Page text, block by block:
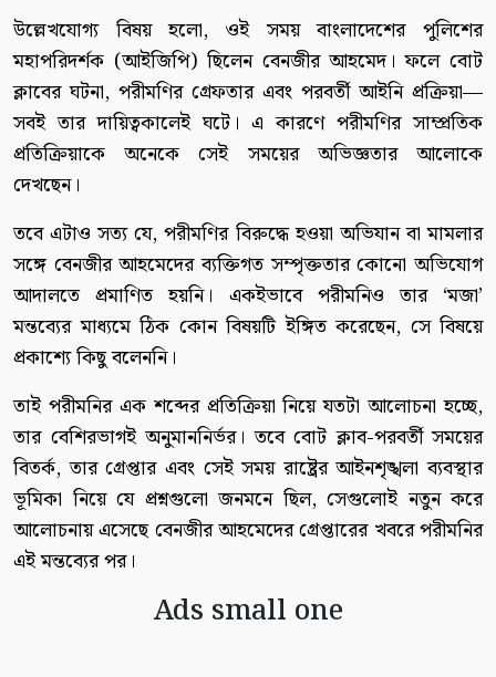
উল্লেখযোগ্য বিষয় হলো, ওই সময় বাংলাদেশের পুলিশের
মহাপরিদর্শক (আইজিপি) ছিলেন বেনজীর আহমেদ। ফলে বোট
ক্লাবের ঘটনা, পরীমণির গ্রেফতার এবং পরবর্তী আইনি প্রক্রিয়া—
সবই তার দায়িত্বকালেই ঘটে। এ কারণে পরীমণির সাম্প্রতিক
প্রতিক্রিয়াকে অনেকে সেই সময়ের অভিজ্ঞতার আলোকে
দেখছেন।
তবে এটাও সত্য যে, পরীমণির বিরুদ্ধে হওয়া অভিযান বা মামলার
সঙ্গে বেনজীর আহমেদের ব্যক্তিগত সম্পৃক্ততার কোনো অভিযোগ
আদালতে প্রমাণিত হয়নি। একইভাবে পরীমনিও তার ‘মজা’
মন্তব্যের মাধ্যমে ঠিক কোন বিষয়টি ইঙ্গিত করেছেন, সে বিষয়ে
প্রকাশ্যে কিছু বলেননি।
তাই পরীমনির এক শব্দের প্রতিক্রিয়া নিয়ে যতটা আলোচনা হচ্ছে,
তার বেশিরভাগই অনুমাননির্ভর। তবে বোট ক্লাব-পরবর্তী সময়ের
বিতর্ক, তার গ্রেপ্তার এবং সেই সময় রাষ্ট্রের আইনশৃঙ্খলা ব্যবস্থার
ভূমিকা নিয়ে যে প্রশ্নগুলো জনমনে ছিল, সেগুলোই নতুন করে
আলোচনায় এসেছে বেনজীর আহমেদের গ্রেপ্তারের খবরে পরীমনির
এই মন্তব্যের পর।
Ads small one